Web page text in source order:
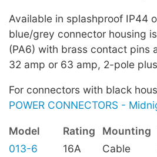
Available in splashproof IP44
blue/grey connector housing
(PA6) with brass contact pins
32 amp or 63 amp, 2-pole
For connectors with black
POWER CONNECTORS -
Model Rating Mounting
013-6
16A Cable